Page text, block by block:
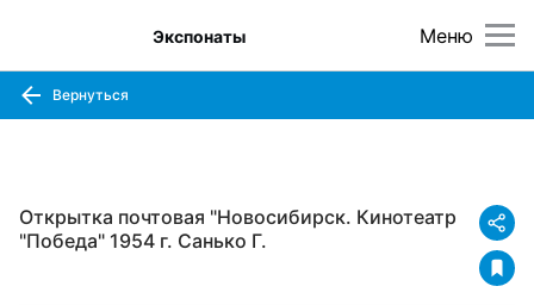
Меню
Экспонаты
Вернуться
Открытка почтовая "Новосибирск. Кинотеатр
"Победа" 1954 г. Санько Г.